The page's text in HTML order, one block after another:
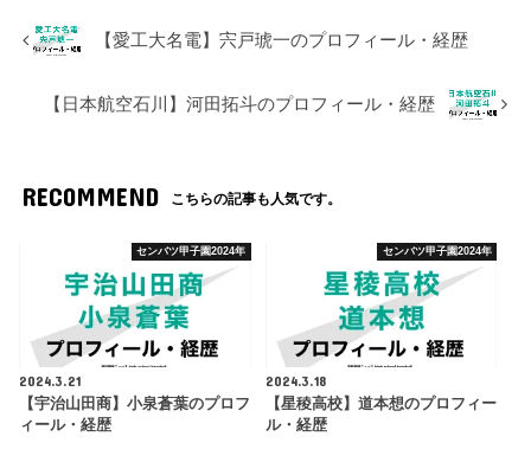
【愛工大名電】宍戸琥一のプロフィール・経歴
【日本航空石川】河田拓斗のプロフィール・経歴
RECOMMEND こちらの記事も人気です。
センバツ甲子園2024年
2024.3.21
【宇治山田商】小泉蒼葉のプロフ
ィール・経歴
センバツ甲子園2024年
2024.3.18
【星稜高校】道本想のプロフィー
ル・経歴